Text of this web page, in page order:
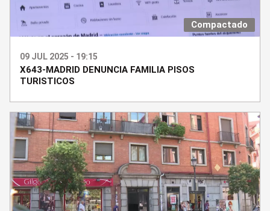
Compactado
09 JUL 2025 - 19:15
X643-MADRID DENUNCIA FAMILIA PISOS
TURISTICOS